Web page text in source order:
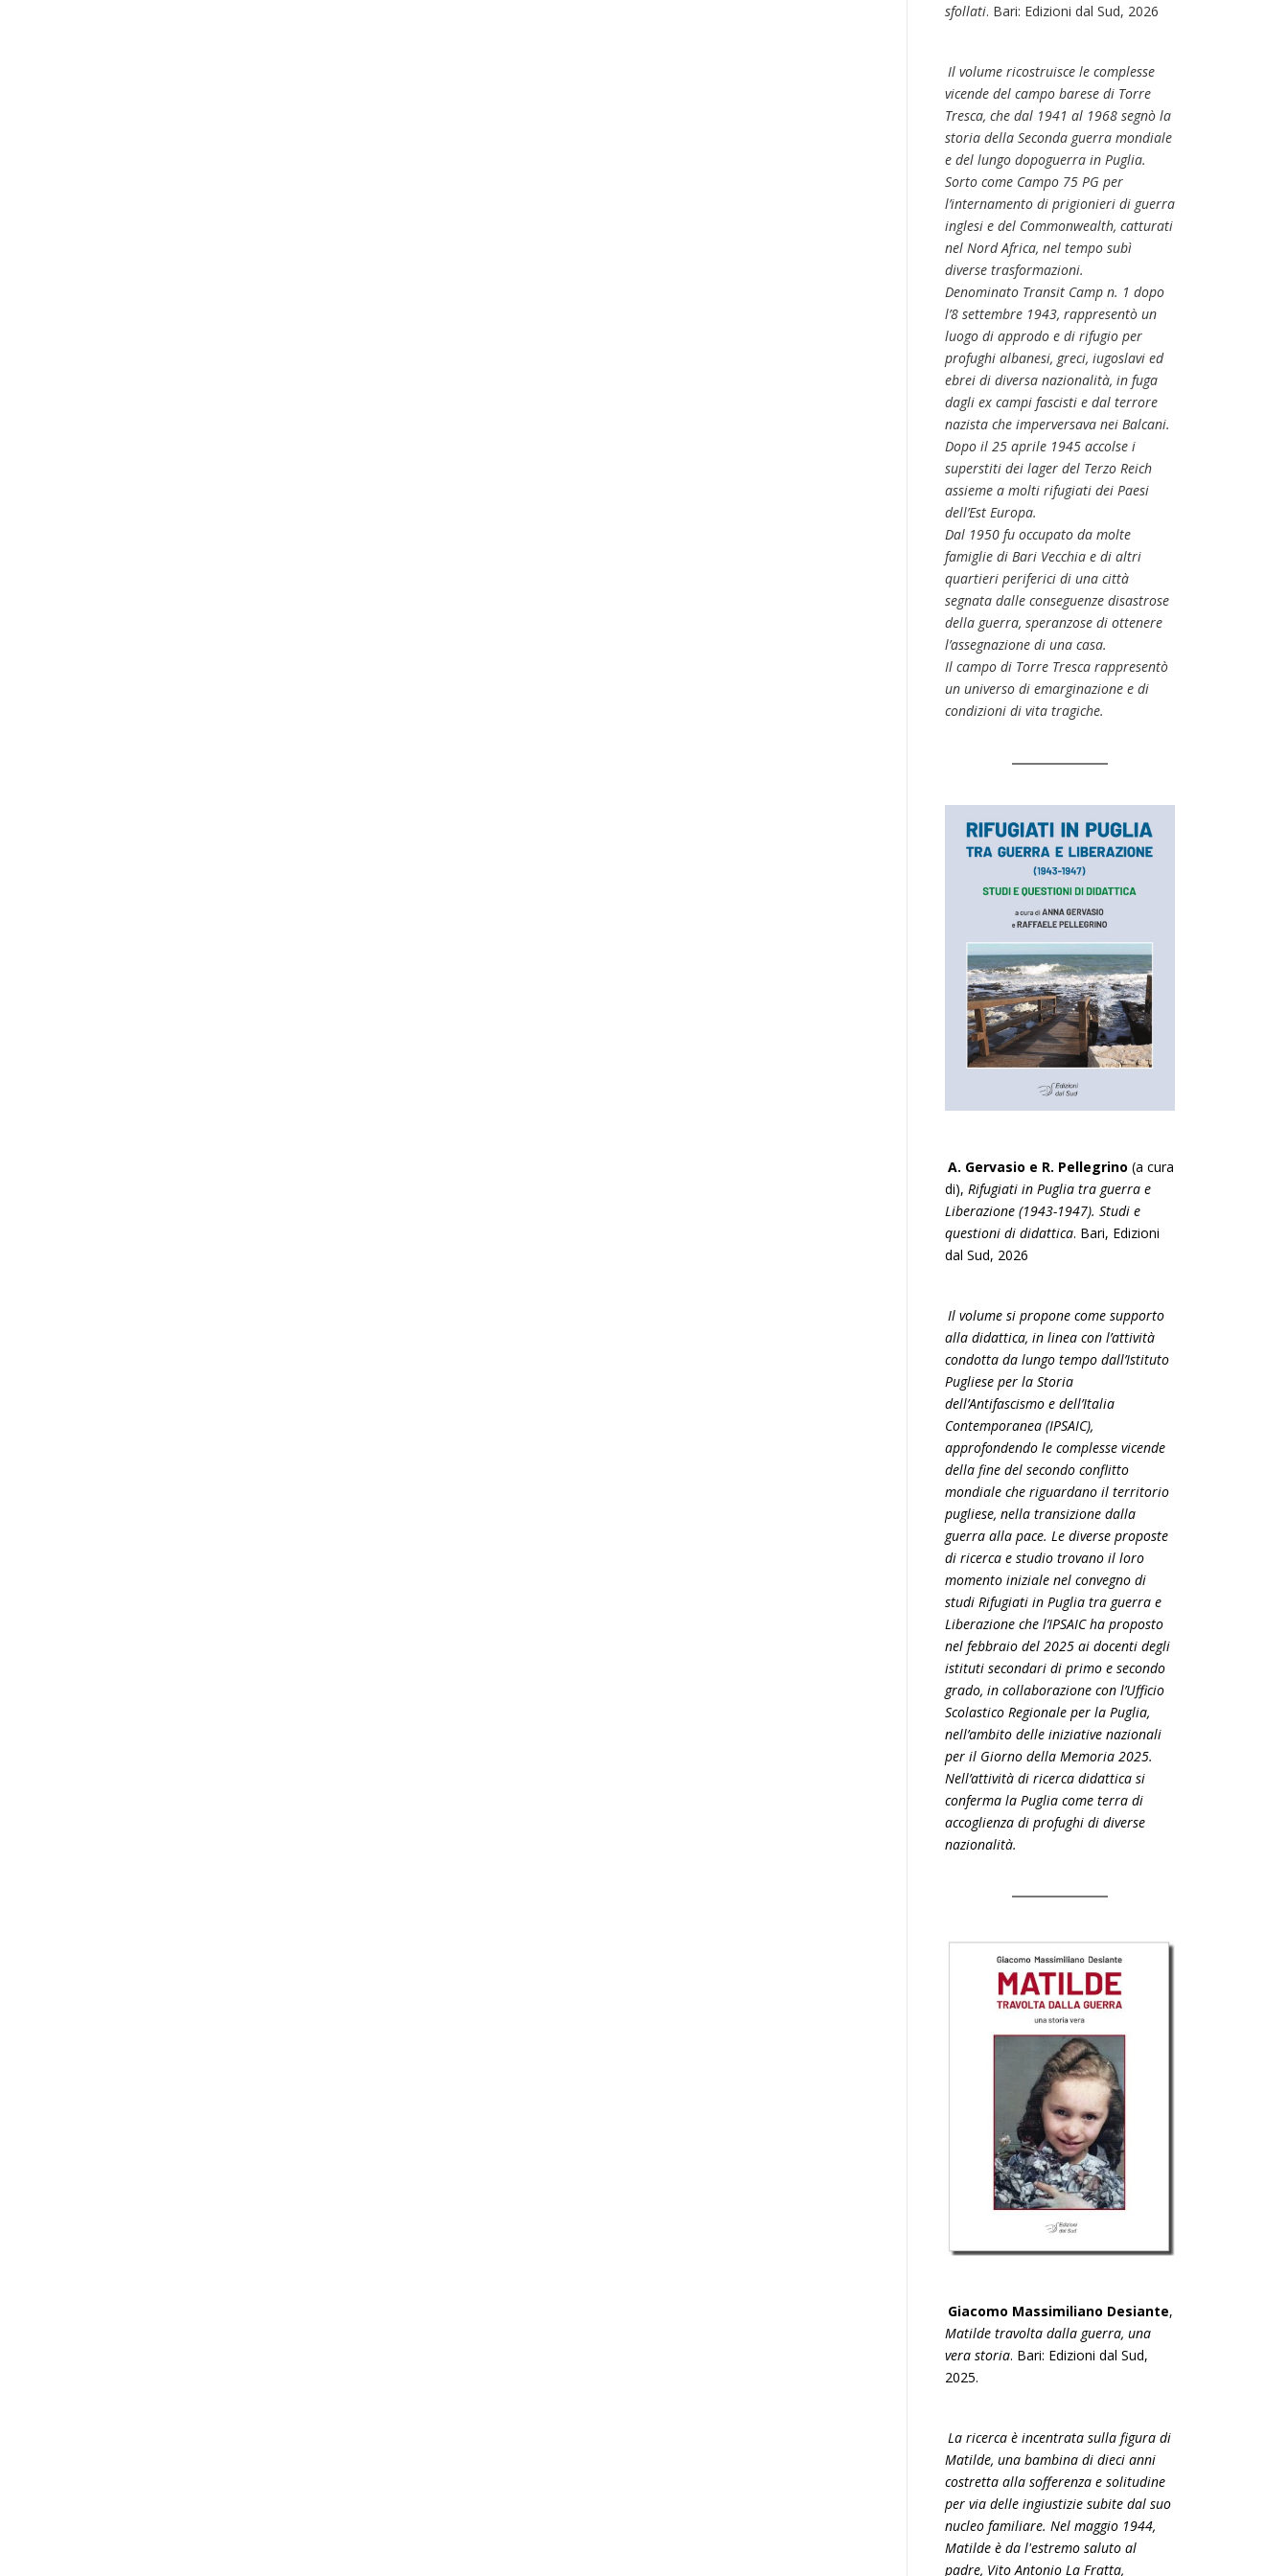
sfollati. Bari: Edizioni dal Sud, 2026
Il volume ricostruisce le complesse
vicende del campo barese di Torre
Tresca, che dal 1941 al 1968 segnò la
storia della Seconda guerra mondiale
e del lungo dopoguerra in Puglia.
Sorto come Campo 75 PG per
l’internamento di prigionieri di guerra
inglesi e del Commonwealth, catturati
nel Nord Africa, nel tempo subì
diverse trasformazioni.
Denominato Transit Camp n. 1 dopo
l’8 settembre 1943, rappresentò un
luogo di approdo e di rifugio per
profughi albanesi, greci, iugoslavi ed
ebrei di diversa nazionalità, in fuga
dagli ex campi fascisti e dal terrore
nazista che imperversava nei Balcani.
Dopo il 25 aprile 1945 accolse i
superstiti dei lager del Terzo Reich
assieme a molti rifugiati dei Paesi
dell’Est Europa.
Dal 1950 fu occupato da molte
famiglie di Bari Vecchia e di altri
quartieri periferici di una città
segnata dalle conseguenze disastrose
della guerra, speranzose di ottenere
l’assegnazione di una casa.
Il campo di Torre Tresca rappresentò
un universo di emarginazione e di
condizioni di vita tragiche.
A. Gervasio e R. Pellegrino (a cura
di), Rifugiati in Puglia tra guerra e
Liberazione (1943-1947). Studi e
questioni di didattica. Bari, Edizioni
dal Sud, 2026
Il volume si propone come supporto
alla didattica, in linea con l’attività
condotta da lungo tempo dall’Istituto
Pugliese per la Storia
dell’Antifascismo e dell’Italia
Contemporanea (IPSAIC),
approfondendo le complesse vicende
della fine del secondo conflitto
mondiale che riguardano il territorio
pugliese, nella transizione dalla
guerra alla pace. Le diverse proposte
di ricerca e studio trovano il loro
momento iniziale nel convegno di
studi Rifugiati in Puglia tra guerra e
Liberazione che l’IPSAIC ha proposto
nel febbraio del 2025 ai docenti degli
istituti secondari di primo e secondo
grado, in collaborazione con l’Ufficio
Scolastico Regionale per la Puglia,
nell’ambito delle iniziative nazionali
per il Giorno della Memoria 2025.
Nell’attività di ricerca didattica si
conferma la Puglia come terra di
accoglienza di profughi di diverse
nazionalità.
Giacomo Massimiliano Desiante,
Matilde travolta dalla guerra, una
vera storia. Bari: Edizioni dal Sud,
2025.
La ricerca è incentrata sulla figura di
Matilde, una bambina di dieci anni
costretta alla sofferenza e solitudine
per via delle ingiustizie subite dal suo
nucleo familiare. Nel maggio 1944,
Matilde è da l'estremo saluto al
padre, Vito Antonio La Fratta,